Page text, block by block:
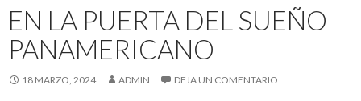
EN LA PUERTA DEL SUEÑO
PANAMERICANO
18 MARZO, 2024 ADMIN DEJA UN COMENTARIO